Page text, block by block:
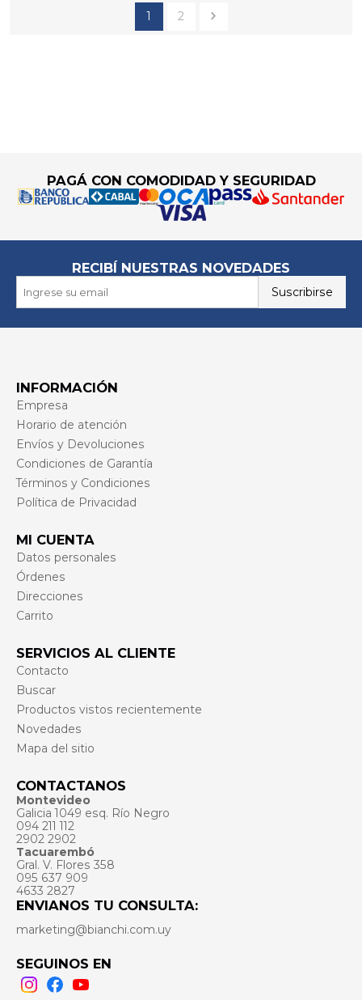
1 2
PAGÁ CON COMODIDAD Y SEGURIDAD
RECIBÍ NUESTRAS NOVEDADES
Suscribirse
INFORMACIÓN
Empresa
Horario de atención
Envíos y Devoluciones
Condiciones de Garantía
Términos y Condiciones
Política de Privacidad
MI CUENTA
Datos personales
Órdenes
Direcciones
Carrito
SERVICIOS AL CLIENTE
Contacto
Buscar
Productos vistos recientemente
Novedades
Mapa del sitio
CONTACTANOS
Montevideo
Galicia 1049 esq. Río Negro
094 211 112
2902 2902
Tacuarembó
Gral. V. Flores 358
095 637 909
4633 2827
ENVIANOS TU CONSULTA:
marketing@bianchi.com.uy
SEGUINOS EN
Instagram
FacebookYoutube